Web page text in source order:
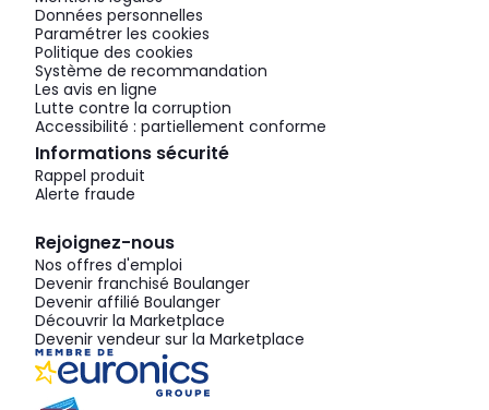
Données personnelles
Paramétrer les cookies
Politique des cookies
Système de recommandation
Les avis en ligne
Lutte contre la corruption
Accessibilité : partiellement conforme
Informations sécurité
Rappel produit
Alerte fraude
Rejoignez-nous
Nos offres d'emploi
Devenir franchisé Boulanger
Devenir affilié Boulanger
Découvrir la Marketplace
Devenir vendeur sur la Marketplace